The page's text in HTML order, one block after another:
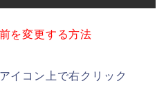
を変更する方法
イコン上で右クリック